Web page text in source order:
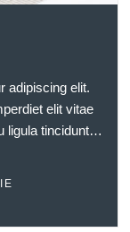
adipiscing elit.
elit vitae
ligula tincidunt
Nam
quis aliquam